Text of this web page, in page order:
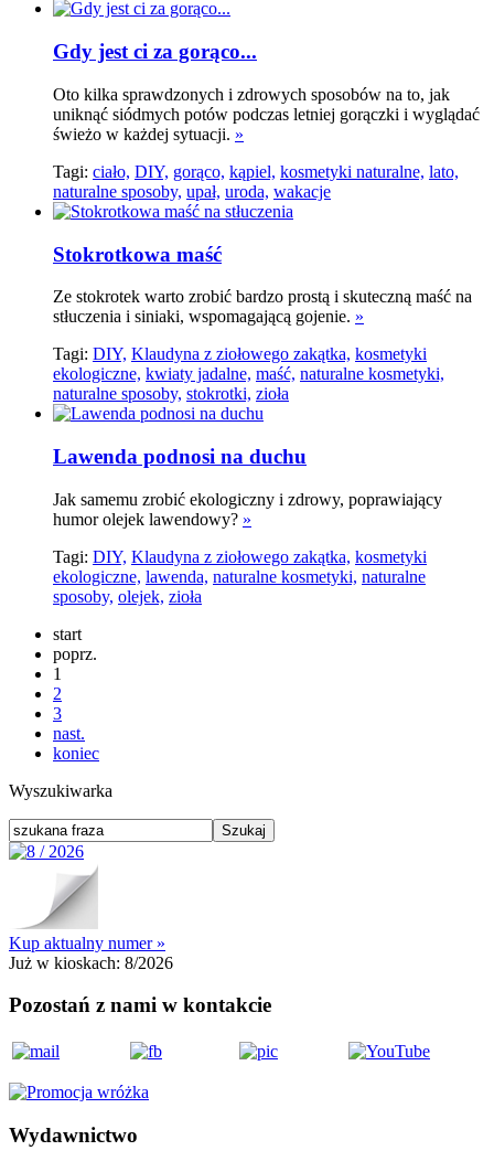
Gdy jest ci za gorąco...
Oto kilka sprawdzonych i zdrowych sposobów na to, jak
uniknąć siódmych potów podczas letniej gorączki i wyglądać
świeżo w każdej sytuacji. »
Tagi: ciało, DIY, gorąco, kąpiel, kosmetyki naturalne, lato,
naturalne sposoby, upał, uroda, wakacje
Stokrotkowa maść
Ze stokrotek warto zrobić bardzo prostą i skuteczną maść na
stłuczenia i siniaki, wspomagającą gojenie. »
Tagi: DIY, Klaudyna z ziołowego zakątka, kosmetyki
ekologiczne, kwiaty jadalne, maść, naturalne kosmetyki,
naturalne sposoby, stokrotki, zioła
Lawenda podnosi na duchu
Jak samemu zrobić ekologiczny i zdrowy, poprawiający
humor olejek lawendowy? »
Tagi: DIY, Klaudyna z ziołowego zakątka, kosmetyki
ekologiczne, lawenda, naturalne kosmetyki, naturalne
sposoby, olejek, zioła
start
poprz.
1
2
3
nast.
koniec
Wyszukiwarka
Kup aktualny numer »
Już w kioskach: 8/2026
Pozostań z nami w kontakcie
Wydawnictwo